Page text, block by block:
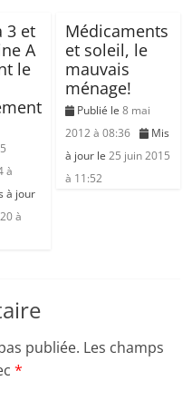
3 et
A
le
à
à jour
à
Médicaments
et soleil, le
mauvais
ménage!
Publié le8 mai
2012 à 08:36
Mis
à jour le 25 juin 2015
à 11:52
publiée. Les champs
*